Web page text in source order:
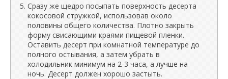
Сразу же щедро посыпать поверхность десерта
кокосовой стружкой, использовав около
половины общего количества. Плотно закрыть
форму свисающими краями пищевой пленки.
Оставить десерт при комнатной температуре до
полного остывания, а затем убрать в
холодильник минимум на 2-3 часа, а лучше на
ночь. Десерт должен хорошо застыть.